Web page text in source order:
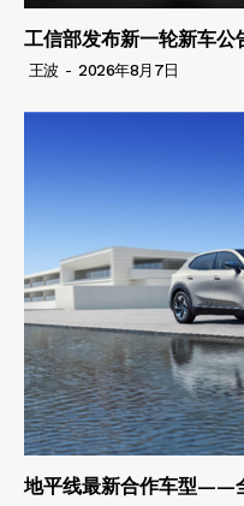
工信部发布新一轮新车
王波 - 2026年8月7日
地平线最新合作车型——